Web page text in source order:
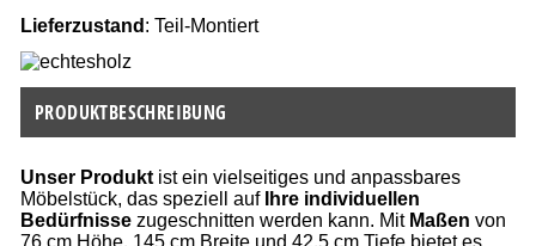
Lieferzustand : Teil-Montiert
PRODUKTBESCHREIBUNG
Unser Produkt ist ein vielseitiges und anpassbares
Möbelstück, das speziell auf Ihre individuellen
Bedürfnisse zugeschnitten werden kann. Mit Maßen von
76 cm Höhe, 145 cm Breite und 42.5 cm Tiefe bietet es